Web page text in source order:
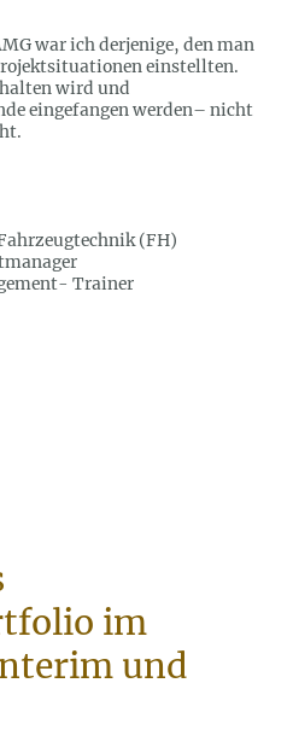
war ich derjenige, den man
einstellten.
wird und
eingefangen werden– nicht
(FH)
Trainer
im
und